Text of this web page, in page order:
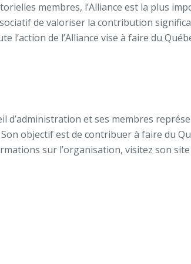
membres, l’Alliance est la plus
de valoriser la contribution
de l’Alliance vise à faire du
d’administration et ses membres
objectif est de contribuer à faire du
sur l’organisation, visitez son site